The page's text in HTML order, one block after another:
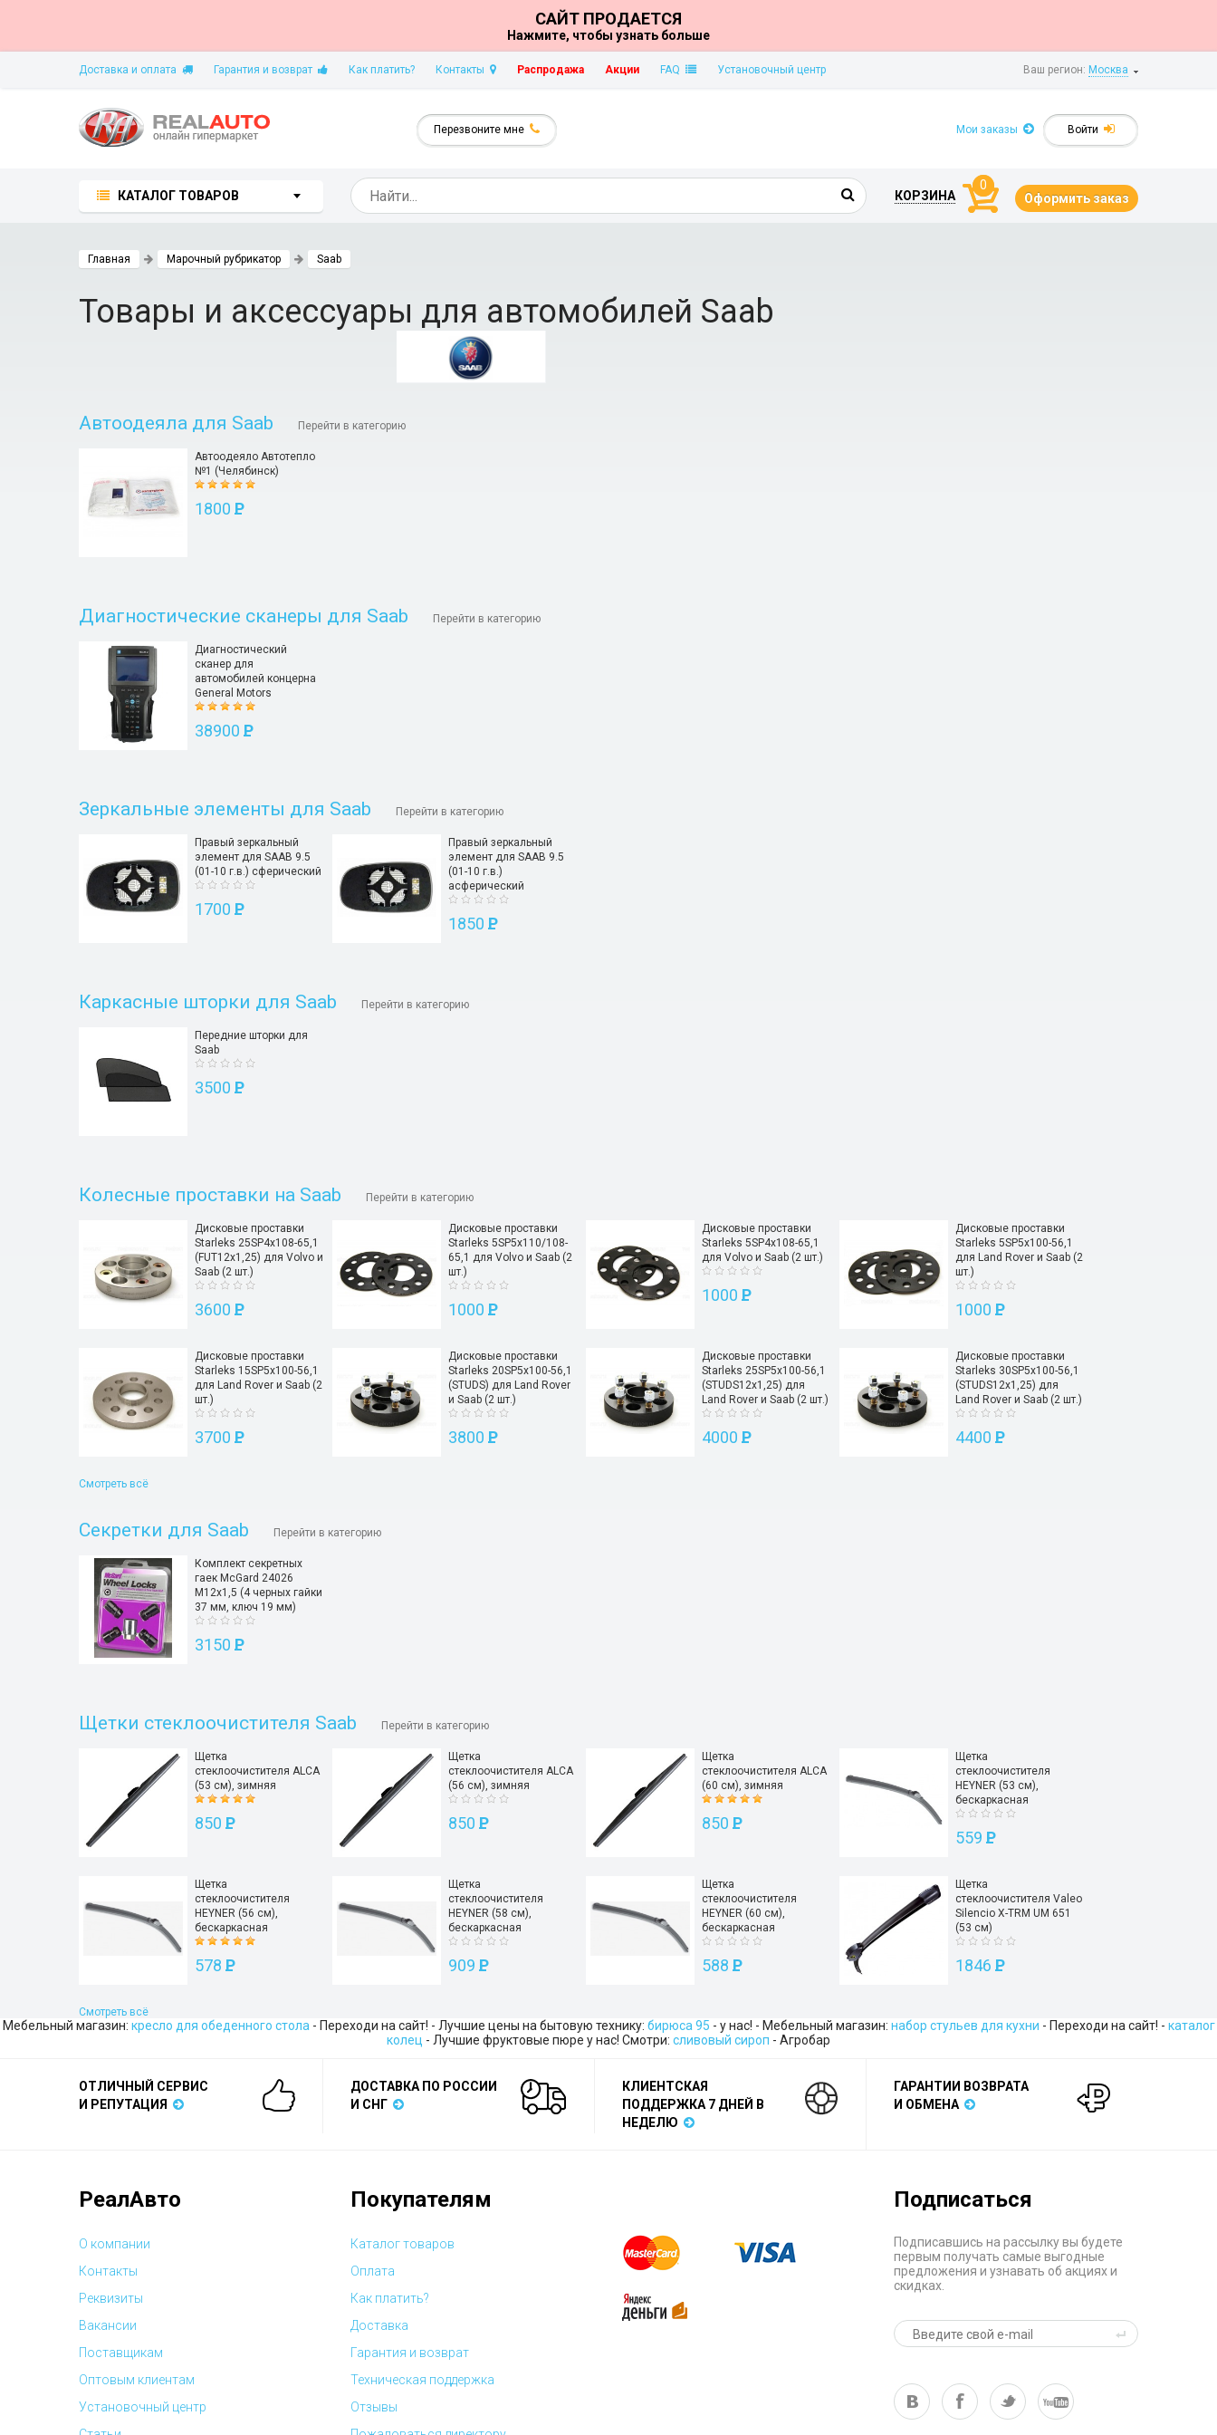
САЙТ ПРОДАЕТСЯ
Нажмите, чтобы узнать больше
Ваш регион: Москва
Доставка и оплата Гарантия и возврат Как платить? Контакты Распродажа Акции FAQ Установочный центр
Перезвоните мне Войти
Мои заказы
КАТАЛОГ ТОВАРОВ КОРЗИНА
0
Оформить заказ
Главная Марочный рубрикатор Saab
Товары и аксессуары для автомобилей Saab
Автоодеяла для Saab Перейти в категорию
Автоодеяло Автотепло
№1 (Челябинск)
1800 P
Диагностические сканеры для Saab Перейти в категорию
Диагностический
сканер для
автомобилей концерна
General Motors
38900 P
Зеркальные элементы для Saab Перейти в категорию
Правый зеркальный
элемент для SAAB 9.5
(01-10 г.в.) сферический
1700 P
Правый зеркальный
элемент для SAAB 9.5
(01-10 г.в.)
асферический
1850 P
Каркасные шторки для Saab Перейти в категорию
Передние шторки для
Saab
3500 P
Колесные проставки на Saab Перейти в категорию
Дисковые проставки
Starleks 25SP4х108-65,1
(FUT12х1,25) для Volvo и
Saab (2 шт.)
3600 P
Дисковые проставки
Starleks 5SP5х110/108-
65,1 для Volvo и Saab (2
шт.)
1000 P
Дисковые проставки
Starleks 5SP4х108-65,1
для Volvo и Saab (2 шт.)
1000 P
Дисковые проставки
Starleks 5SP5х100-56,1
для Land Rover и Saab (2
шт.)
1000 P
Дисковые проставки
Starleks 15SP5х100-56,1
для Land Rover и Saab (2
шт.)
3700 P
Дисковые проставки
Starleks 20SP5х100-56,1
(STUDS) для Land Rover
и Saab (2 шт.)
3800 P
Дисковые проставки
Starleks 25SP5х100-56,1
(STUDS12х1,25) для
Land Rover и Saab (2 шт.)
4000 P
Дисковые проставки
Starleks 30SP5х100-56,1
(STUDS12х1,25) для
Land Rover и Saab (2 шт.)
4400 P
Смотреть всё
Секретки для Saab Перейти в категорию
Комплект секретных
гаек McGard 24026
M12х1,5 (4 черных гайки
37 мм, ключ 19 мм)
3150 P
Щетки стеклоочистителя Saab Перейти в категорию
Щетка
стеклоочистителя ALCA
(53 см), зимняя
850 P
Щетка
стеклоочистителя ALCA
(56 см), зимняя
850 P
Щетка
стеклоочистителя ALCA
(60 см), зимняя
850 P
Щетка
стеклоочистителя
HEYNER (53 см),
бескаркасная
559 P
Щетка
стеклоочистителя
HEYNER (56 см),
бескаркасная
578 P
Щетка
стеклоочистителя
HEYNER (58 см),
бескаркасная
909 P
Щетка
стеклоочистителя
HEYNER (60 см),
бескаркасная
588 P
Щетка
стеклоочистителя Valeo
Silencio X-TRM UM 651
(53 см)
1846 P
Смотреть всё
Мебельный магазин: кресло для обеденного стола - Переходи на сайт! - Лучшие цены на бытовую технику: бирюса 95 - у нас! - Мебельный магазин: набор стульев для кухни - Переходи на сайт! - каталог
колец - Лучшие фруктовые пюре у нас! Смотри: сливовый сироп - Агробар
ОТЛИЧНЫЙ СЕРВИС
И РЕПУТАЦИЯ
ДОСТАВКА ПО РОССИИ
И СНГ
КЛИЕНТСКАЯ
ПОДДЕРЖКА 7 ДНЕЙ В
НЕДЕЛЮ
ГАРАНТИИ ВОЗВРАТА
И ОБМЕНА
РеалАвто
О компании
Контакты
Реквизиты
Вакансии
Поставщикам
Оптовым клиентам
Установочный центр
Покупателям
Каталог товаров
Оплата
Как платить?
Доставка
Гарантия и возврат
Техническая поддержка
Отзывы
Подписаться
Подписавшись на рассылку вы будете
первым получать самые выгодные
предложения и узнавать об акциях и
скидках.